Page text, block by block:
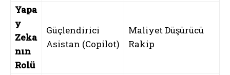
Yapa
y
Zeka
nın
Rolü
Güçlendirici
Asistan (Copilot)
Maliyet Düşürücü
Rakip